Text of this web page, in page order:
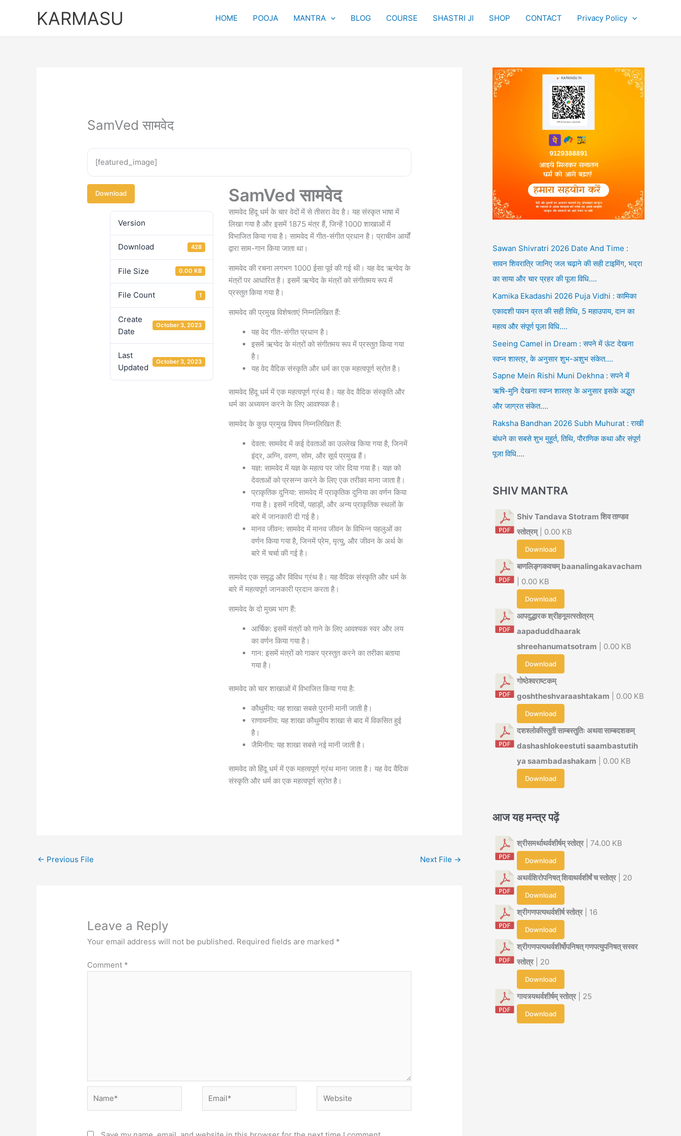
KARMASU HOME POOJA MANTRA BLOG COURSE SHASTRI JI SHOP CONTACT Privacy Policy
SamVed सामवेद
[featured_image]
Download
Version
Download 428
File Size 0.00 KB
File Count 1
Create
Date
October 3, 2023
Last
Updated
October 3, 2023
SamVed सामवेद
सामवेद हिंदू धर्म के चार वेदों में से तीसरा वेद है। यह संस्कृत भाषा में
लिखा गया है और इसमें 1875 मंत्र हैं, जिन्हें 1000 शाखाओं में
विभाजित किया गया है। सामवेद में गीत-संगीत प्रधान है। प्राचीन आर्यों
द्वारा साम-गान किया जाता था।
सामवेद की रचना लगभग 1000 ईसा पूर्व की गई थी। यह वेद ऋग्वेद के
मंत्रों पर आधारित है। इसमें ऋग्वेद के मंत्रों को संगीतमय रूप में
प्रस्तुत किया गया है।
सामवेद की प्रमुख विशेषताएं निम्नलिखित हैं:
यह वेद गीत-संगीत प्रधान है।
इसमें ऋग्वेद के मंत्रों को संगीतमय रूप में प्रस्तुत किया गया
है।
यह वेद वैदिक संस्कृति और धर्म का एक महत्वपूर्ण स्रोत है।
सामवेद हिंदू धर्म में एक महत्वपूर्ण ग्रंथ है। यह वेद वैदिक संस्कृति और
धर्म का अध्ययन करने के लिए आवश्यक है।
सामवेद के कुछ प्रमुख विषय निम्नलिखित हैं:
देवता: सामवेद में कई देवताओं का उल्लेख किया गया है, जिनमें
इंद्र, अग्नि, वरुण, सोम, और सूर्य प्रमुख हैं।
यज्ञ: सामवेद में यज्ञ के महत्व पर जोर दिया गया है। यज्ञ को
देवताओं को प्रसन्न करने के लिए एक तरीका माना जाता है।
प्राकृतिक दुनिया: सामवेद में प्राकृतिक दुनिया का वर्णन किया
गया है। इसमें नदियों, पहाड़ों, और अन्य प्राकृतिक स्थलों के
बारे में जानकारी दी गई है।
मानव जीवन: सामवेद में मानव जीवन के विभिन्न पहलुओं का
वर्णन किया गया है, जिनमें प्रेम, मृत्यु, और जीवन के अर्थ के
बारे में चर्चा की गई है।
सामवेद एक समृद्ध और विविध ग्रंथ है। यह वैदिक संस्कृति और धर्म के
बारे में महत्वपूर्ण जानकारी प्रदान करता है।
सामवेद के दो मुख्य भाग हैं:
आर्चिक: इसमें मंत्रों को गाने के लिए आवश्यक स्वर और लय
का वर्णन किया गया है।
गान: इसमें मंत्रों को गाकर प्रस्तुत करने का तरीका बताया
गया है।
सामवेद को चार शाखाओं में विभाजित किया गया है:
कौथुमीय: यह शाखा सबसे पुरानी मानी जाती है।
राणायनीय: यह शाखा कौथुमीय शाखा से बाद में विकसित हुई
है।
जैमिनीय: यह शाखा सबसे नई मानी जाती है।
सामवेद को हिंदू धर्म में एक महत्वपूर्ण ग्रंथ माना जाता है। यह वेद वैदिक
संस्कृति और धर्म का एक महत्वपूर्ण स्रोत है।
← Previous File Next File →
Leave a Reply
Your email address will not be published. Required fields are marked *
Comment *
Sawan Shivratri 2026 Date And Time :
सावन शिवरात्रि जानिए जल चढ़ाने की सही टाइमिंग, भद्रा
का साया और चार प्रहर की पूजा विधि….
Kamika Ekadashi 2026 Puja Vidhi : कामिका
एकादशी पावन व्रत की सही तिथि, 5 महाउपाय, दान का
महत्व और संपूर्ण पूजा विधि….
Seeing Camel in Dream : सपने में ऊंट देखना
स्वप्न शास्त्र, के अनुसार शुभ-अशुभ संकेत….
Sapne Mein Rishi Muni Dekhna : सपने में
ऋषि-मुनि देखना स्वप्न शास्त्र के अनुसार इसके अद्भुत
और जाग्रत संकेत….
Raksha Bandhan 2026 Subh Muhurat : राखी
बांधने का सबसे शुभ मुहूर्त, तिथि, पौराणिक कथा और संपूर्ण
पूजा विधि….
SHIV MANTRA
Shiv Tandava Stotram शिव ताण्डव
स्तोत्रम्| 0.00 KB
Download
बाणलिङ्गकवचम् baanalingakavacham
| 0.00 KB
Download
आपदुद्धारक श्रीहनूमत्स्तोत्रम्
aapaduddhaarak
shreehanumatsotram | 0.00 KB
Download
गोष्ठेश्वराष्टकम्
goshtheshvaraashtakam | 0.00 KB
Download
दशश्लोकीस्तुती साम्बस्तुतिः अथवा साम्बदशकम्
dashashlokeestuti saambastutih
ya saambadashakam | 0.00 KB
Download
आज यह मन्त्र पढ़ें
श्रीसमर्थाथर्वशीर्षम् स्तोत्र| 74.00 KB
Download
अथर्वशिरोपनिषत् शिवाथर्वशीर्षं च स्तोत्र| 20
Download
श्रीगणपत्यथर्वशीर्ष स्तोत्र| 16
Download
श्रीगणपत्यथर्वशीर्षोपनिषत् गणपत्युपनिषत् सस्वर
स्तोत्र| 20
Download
गायत्र्यथर्वशीर्षम् स्तोत्र| 25
Download